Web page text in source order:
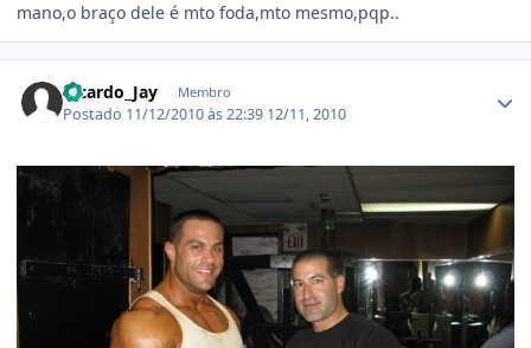
mano,o braço dele é mto foda,mto mesmo,pqp..
Ricardo_Jay Membro
Postado 11/12/2010 às 22:39 12/11, 2010